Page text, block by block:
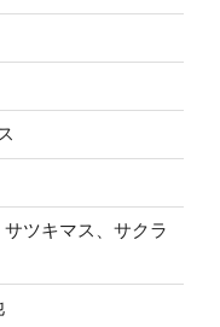
ツキマス、サクラ